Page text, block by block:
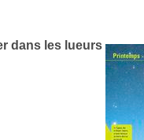
dans les lueurs